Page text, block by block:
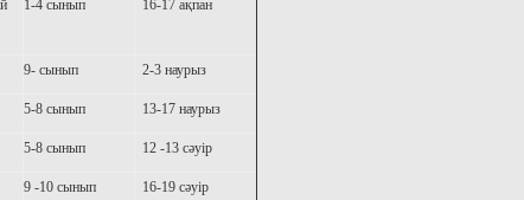
1-4 сынып 16-17 ақпан
9- сынып 2-3 наурыз
5-8 сынып 13-17 наурыз
5-8 сынып 12 -13 сәуір
9 -10 сынып 16-19 сәуір